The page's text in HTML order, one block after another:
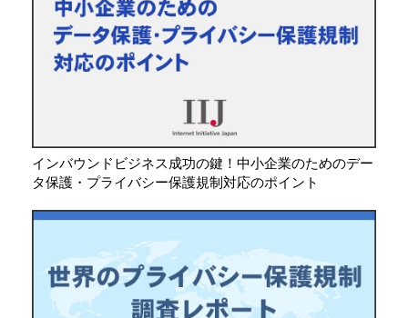
インバウンドビジネス成功の鍵！中小企業のためのデー
タ保護・プライバシー保護規制対応のポイント